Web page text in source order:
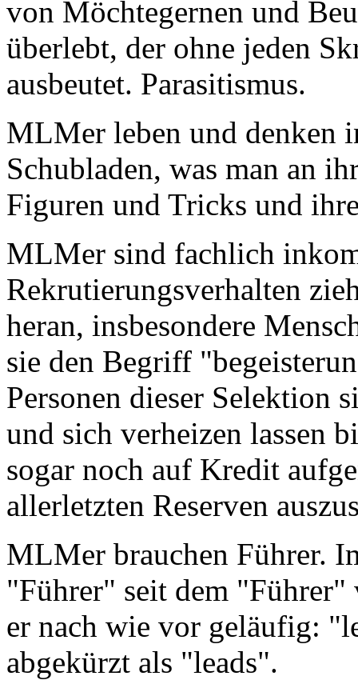
von Möchtegernen und
überlebt, der ohne jeden
ausbeutet. Parasitismus.
MLMer leben und denken
Schubladen, was man an
Figuren und Tricks und
MLMer sind fachlich
Rekrutierungsverhalten
heran, insbesondere
sie den Begriff
Personen dieser Selektion
und sich verheizen lassen
sogar noch auf Kredit
allerletzten Reserven
MLMer brauchen Führer.
"Führer" seit dem
er nach wie vor geläufig:
abgekürzt als "leads".